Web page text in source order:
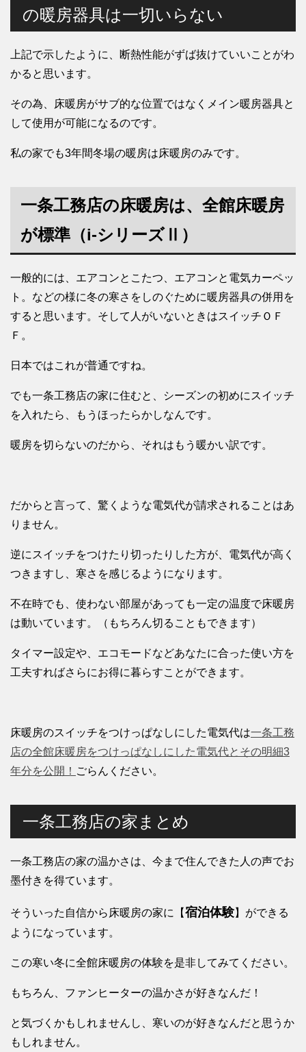
の暖房器具は一切いらない
上記で示したように、断熱性能がずば抜けていいことがわ
かると思います。
その為、床暖房がサブ的な位置ではなくメイン暖房器具と
して使用が可能になるのです。
私の家でも3年間冬場の暖房は床暖房のみです。
一条工務店の床暖房は、全館床暖房
が標準（i-シリーズⅡ）
一般的には、エアコンとこたつ、エアコンと電気カーペッ
ト。などの様に冬の寒さをしのぐために暖房器具の併用を
すると思います。そして人がいないときはスイッチＯＦ
Ｆ。
日本ではこれが普通ですね。
でも一条工務店の家に住むと、シーズンの初めにスイッチ
を入れたら、もうほったらかしなんです。
暖房を切らないのだから、それはもう暖かい訳です。
だからと言って、驚くような電気代が請求されることはあ
りません。
逆にスイッチをつけたり切ったりした方が、電気代が高く
つきますし、寒さを感じるようになります。
不在時でも、使わない部屋があっても一定の温度で床暖房
は動いています。（もちろん切ることもできます）
タイマー設定や、エコモードなどあなたに合った使い方を
工夫すればさらにお得に暮らすことができます。
床暖房のスイッチをつけっぱなしにした電気代は一条工務
店の全館床暖房をつけっぱなしにした電気代とその明細3
年分を公開！ ごらんください。
一条工務店の家まとめ
一条工務店の家の温かさは、今まで住んできた人の声でお
墨付きを得ています。
そういった自信から床暖房の家に【宿泊体験】ができる
ようになっています。
この寒い冬に全館床暖房の体験を是非してみてください。
もちろん、ファンヒーターの温かさが好きなんだ！
と気づくかもしれませんし、寒いのが好きなんだと思うか
もしれません。